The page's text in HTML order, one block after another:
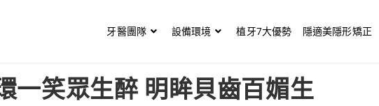
牙醫團隊 設備環境 植牙7大優勢 隱適美隱形矯正
一笑眾生醉 明眸貝齒百媚生